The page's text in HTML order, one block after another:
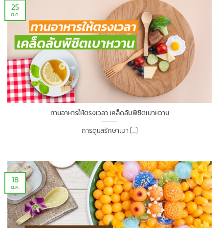
ทานอาหารให้ตรงเวลา เคล็ดลับพิชิตเบาหวาน
การดูแลรักษาเบา [...]
25
ต.ค.
18
ต.ค.